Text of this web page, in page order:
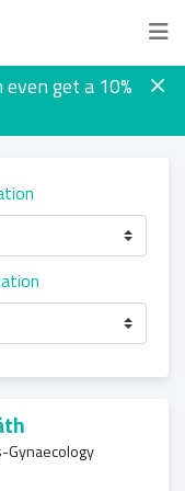
get a 10%
Gynaecology